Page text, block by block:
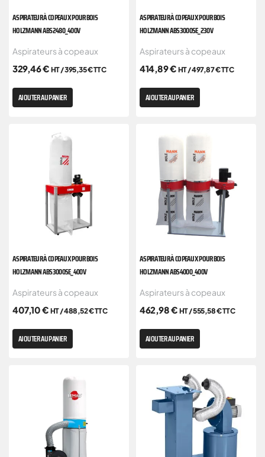
ASPIRATEUR À COPEAUX POUR BOIS
HOLZMANN ABS2480_400V
Aspirateurs à copeaux
329,46€ HT /395,35€TTC
AJOUTER AU PANIER
ASPIRATEUR À COPEAUX POUR BOIS
HOLZMANN ABS3000SE_230V
Aspirateurs à copeaux
414,89€ HT /497,87€TTC
AJOUTER AU PANIER
ASPIRATEUR À COPEAUX POUR BOIS
HOLZMANN ABS3000SE_400V
Aspirateurs à copeaux
407,10€ HT /488,52€TTC
AJOUTER AU PANIER
ASPIRATEUR À COPEAUX POUR BOIS
HOLZMANN ABS4000_400V
Aspirateurs à copeaux
462,98€ HT /555,58€TTC
AJOUTER AU PANIER